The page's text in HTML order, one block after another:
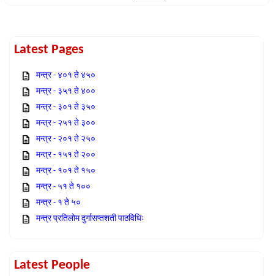
Latest Pages
मन्त्र - ४०१ ते ४५०
मन्त्र - ३५१ ते ४००
मन्त्र - ३०१ ते ३५०
मन्त्र - २५१ ते ३००
मन्त्र - २०१ ते २५०
मन्त्र - १५१ ते २००
मन्त्र - १०१ ते १५०
मन्त्र - ५१ ते १००
मन्त्र - १ ते ५०
मन्त्र प्रतिलोम दुर्गासप्तशती पाठविधिः
Latest People